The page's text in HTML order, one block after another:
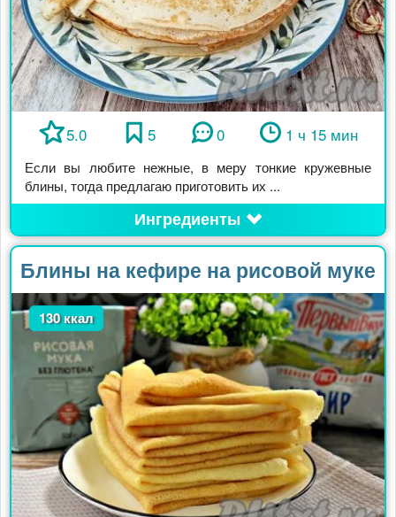
5.0 5 0 1 ч 15 мин
Если вы любите нежные, в меру тонкие кружевные
блины, тогда предлагаю приготовить их ...
Ингредиенты
Блины на кефире на рисовой муке
130 ккал